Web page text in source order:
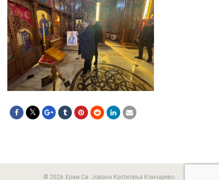
© 2026 Храм Св. Јована Крститеља Кончарево.